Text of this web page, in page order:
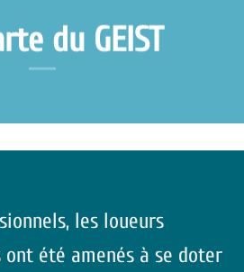
du GEIST
les loueurs
été amenés à se doter